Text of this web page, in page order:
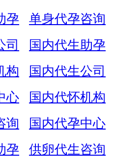
孕
单身代孕咨询
司
国内代生助孕
构
国内代生公司
心
国内代怀机构
询
国内代孕中心
孕
供卵代生咨询